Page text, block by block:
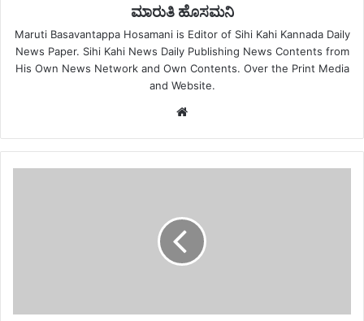
ಮಾರುತಿ ಹೊಸಮನಿ
Maruti Basavantappa Hosamani is Editor of Sihi Kahi Kannada Daily
News Paper. Sihi Kahi News Daily Publishing News Contents from
His Own News Network and Own Contents. Over the Print Media
and Website.
Website